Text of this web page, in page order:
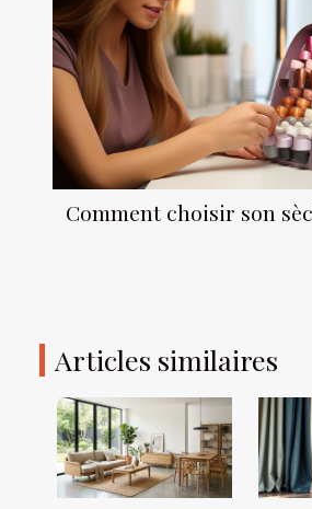
Comment choisir son
Articles similaires